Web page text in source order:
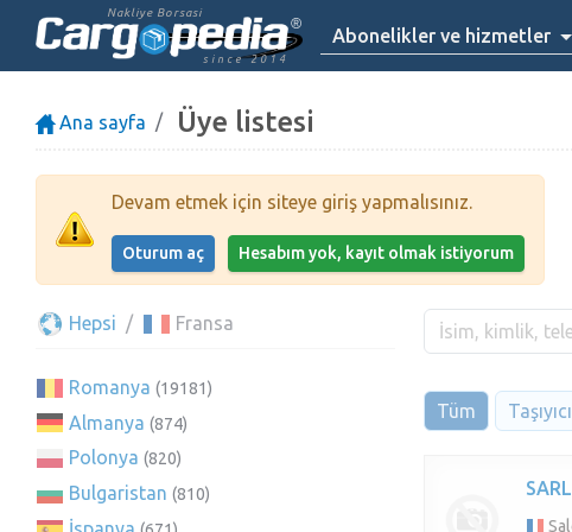
Nakliye Borsasi
since 2014
Abonelikler ve hizmetler
Ana sayfa Üye listesi
Devam etmek için siteye giriş yapmalısınız.
Oturum aç Hesabım yok, kayıt olmak istiyorum
Hepsi Fransa
Romanya (19181)
Almanya (874)
Polonya (820)
Bulgaristan (810)
Tüm